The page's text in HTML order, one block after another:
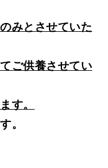
みとさせていた
ご供養させてい
す。
。